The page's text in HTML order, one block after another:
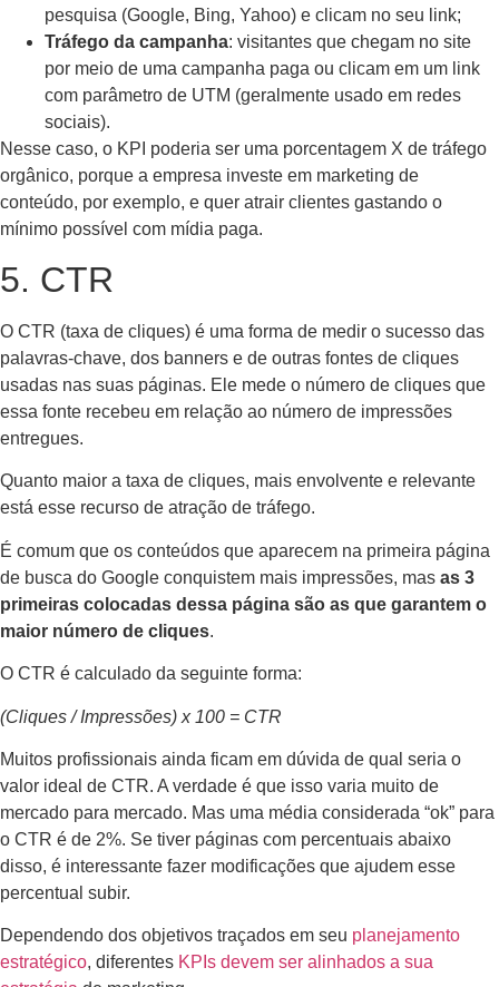
pesquisa (Google, Bing, Yahoo) e clicam no seu link;
Tráfego da campanha: visitantes que chegam no site
por meio de uma campanha paga ou clicam em um link
com parâmetro de UTM (geralmente usado em redes
sociais).
Nesse caso, o KPI poderia ser uma porcentagem X de tráfego
orgânico, porque a empresa investe em marketing de
conteúdo, por exemplo, e quer atrair clientes gastando o
mínimo possível com mídia paga.
5. CTR
O CTR (taxa de cliques) é uma forma de medir o sucesso das
palavras-chave, dos banners e de outras fontes de cliques
usadas nas suas páginas. Ele mede o número de cliques que
essa fonte recebeu em relação ao número de impressões
entregues.
Quanto maior a taxa de cliques, mais envolvente e relevante
está esse recurso de atração de tráfego.
É comum que os conteúdos que aparecem na primeira página
de busca do Google conquistem mais impressões, mas as 3
primeiras colocadas dessa página são as que garantem o
maior número de cliques.
O CTR é calculado da seguinte forma:
(Cliques / Impressões) x 100 = CTR
Muitos profissionais ainda ficam em dúvida de qual seria o
valor ideal de CTR. A verdade é que isso varia muito de
mercado para mercado. Mas uma média considerada “ok” para
o CTR é de 2%. Se tiver páginas com percentuais abaixo
disso, é interessante fazer modificações que ajudem esse
percentual subir.
Dependendo dos objetivos traçados em seu planejamento
estratégico, diferentes KPIs devem ser alinhados a sua